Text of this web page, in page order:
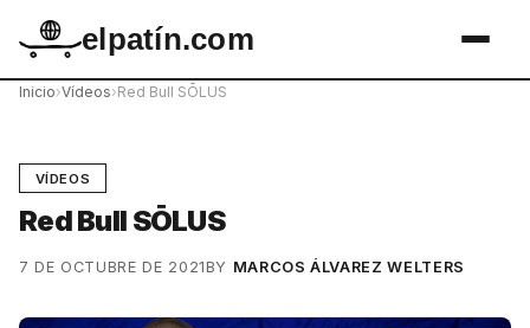
elpatín.com
Inicio›Vídeos›Red Bull SŌLUS
VÍDEOS
Red Bull SŌLUS
7 DE OCTUBRE DE 2021BY MARCOS ÁLVAREZ WELTERS